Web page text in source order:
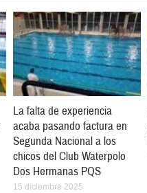
La falta de experiencia
acaba pasando factura en
Segunda Nacional a los
chicos del Club Waterpolo
Dos Hermanas PQS
15 diciembre 2025